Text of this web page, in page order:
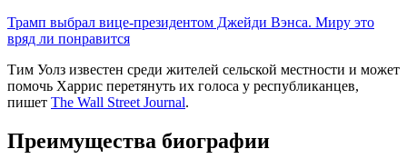
Трамп выбрал вице-президентом Джейди Вэнса. Миру это
вряд ли понравится
Тим Уолз известен среди жителей сельской местности и может
помочь Харрис перетянуть их голоса у республиканцев,
пишет The Wall Street Journal.
Преимущества биографии